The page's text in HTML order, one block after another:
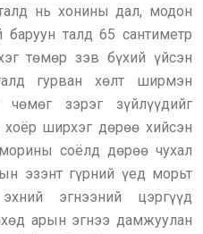
нь хонины дал, модон
талд 65 сантиметр
төмөр зэв бүхий үйсэн
гурван хөлт ширмэн
зэрэг зүйлүүдийг
ширхэг дөрөө хийсэн
соёлд дөрөө чухал
эзэнт гүрний үед морьт
эгнээний цэргүүд
арын эгнээ дамжуулан